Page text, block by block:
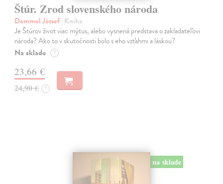
Štúr. Zrod slovenského národa
Demmel József| Kniha
Je Štúrov život viac mýtus, alebo vysnená predstava o zakladateľovi
národa? Ako to v skutočnosti bolo s eho vzťahmi a láskou?
Na sklade ?
23,66 €
24,90 € ?
na sklade